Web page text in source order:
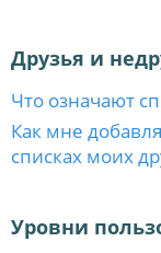
Друзья и
Что означают
Как мне
списках моих
Уровни